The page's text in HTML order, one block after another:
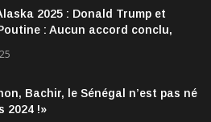
2025 : Donald Trump et
: Aucun accord conclu,
Bachir, le Sénégal n’est pas né
2024 !»